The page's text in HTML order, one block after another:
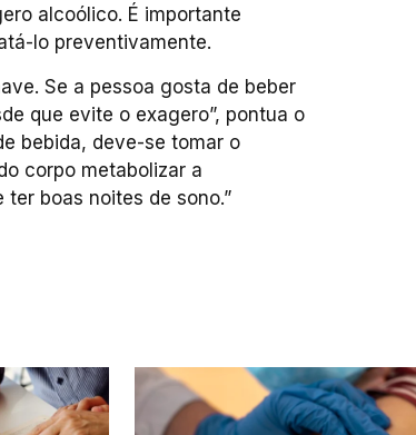
alcoólico. É importante
lo preventivamente.
Se a pessoa gosta de beber
que evite o exagero”, pontua o
bebida, deve-se tomar o
corpo metabolizar a
boas noites de sono.”